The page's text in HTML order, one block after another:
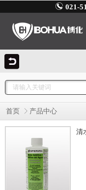
021-
首页 产品中心
清